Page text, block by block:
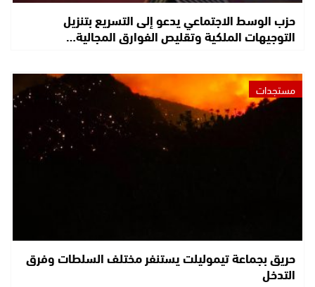
حزب الوسط الاجتماعي يدعو إلى التسريع بتنزيل
التوجيهات الملكية وتقليص الفوارق المجالية…
مستجدات
حريق بجماعة تيموليلت يستنفر مختلف السلطات وفرق
التدخل